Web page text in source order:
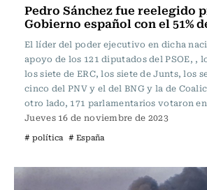
Pedro Sánchez fue reelegido
Gobierno español con el 51%
El líder del poder ejecutivo en dicha
apoyo de los 121 diputados del PSOE, ,
los siete de ERC, los siete de Junts, los
cinco del PNV y el del BNG y la de
otro lado, 171 parlamentarios votaron
Jueves 16 de noviembre de 2023
# política # España